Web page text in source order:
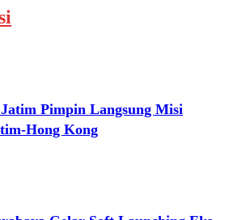
Pimpin Langsung Misi
Hong Kong